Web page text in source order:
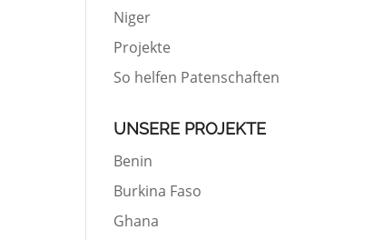
Niger
Projekte
So helfen Patenschaften
UNSERE PROJEKTE
Benin
Burkina Faso
Ghana